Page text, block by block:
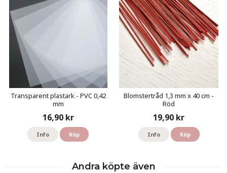
Transparent plastark - PVC 0,42
mm
16,90 kr
Info Köp
Blomstertråd 1,3 mm x 40 cm -
Röd
19,90 kr
Info Köp
Andra köpte även